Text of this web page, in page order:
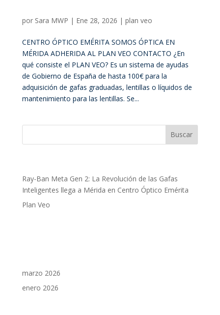
por Sara MWP | Ene 28, 2026 | plan veo
CENTRO ÓPTICO EMÉRITA SOMOS ÓPTICA EN
MÉRIDA ADHERIDA AL PLAN VEO CONTACTO ¿En
qué consiste el PLAN VEO? Es un sistema de ayudas
de Gobierno de España de hasta 100€ para la
adquisición de gafas graduadas, lentillas o líquidos de
mantenimiento para las lentillas. Se...
Ray-Ban Meta Gen 2: La Revolución de las Gafas
Inteligentes llega a Mérida en Centro Óptico Emérita
Plan Veo
marzo 2026
enero 2026